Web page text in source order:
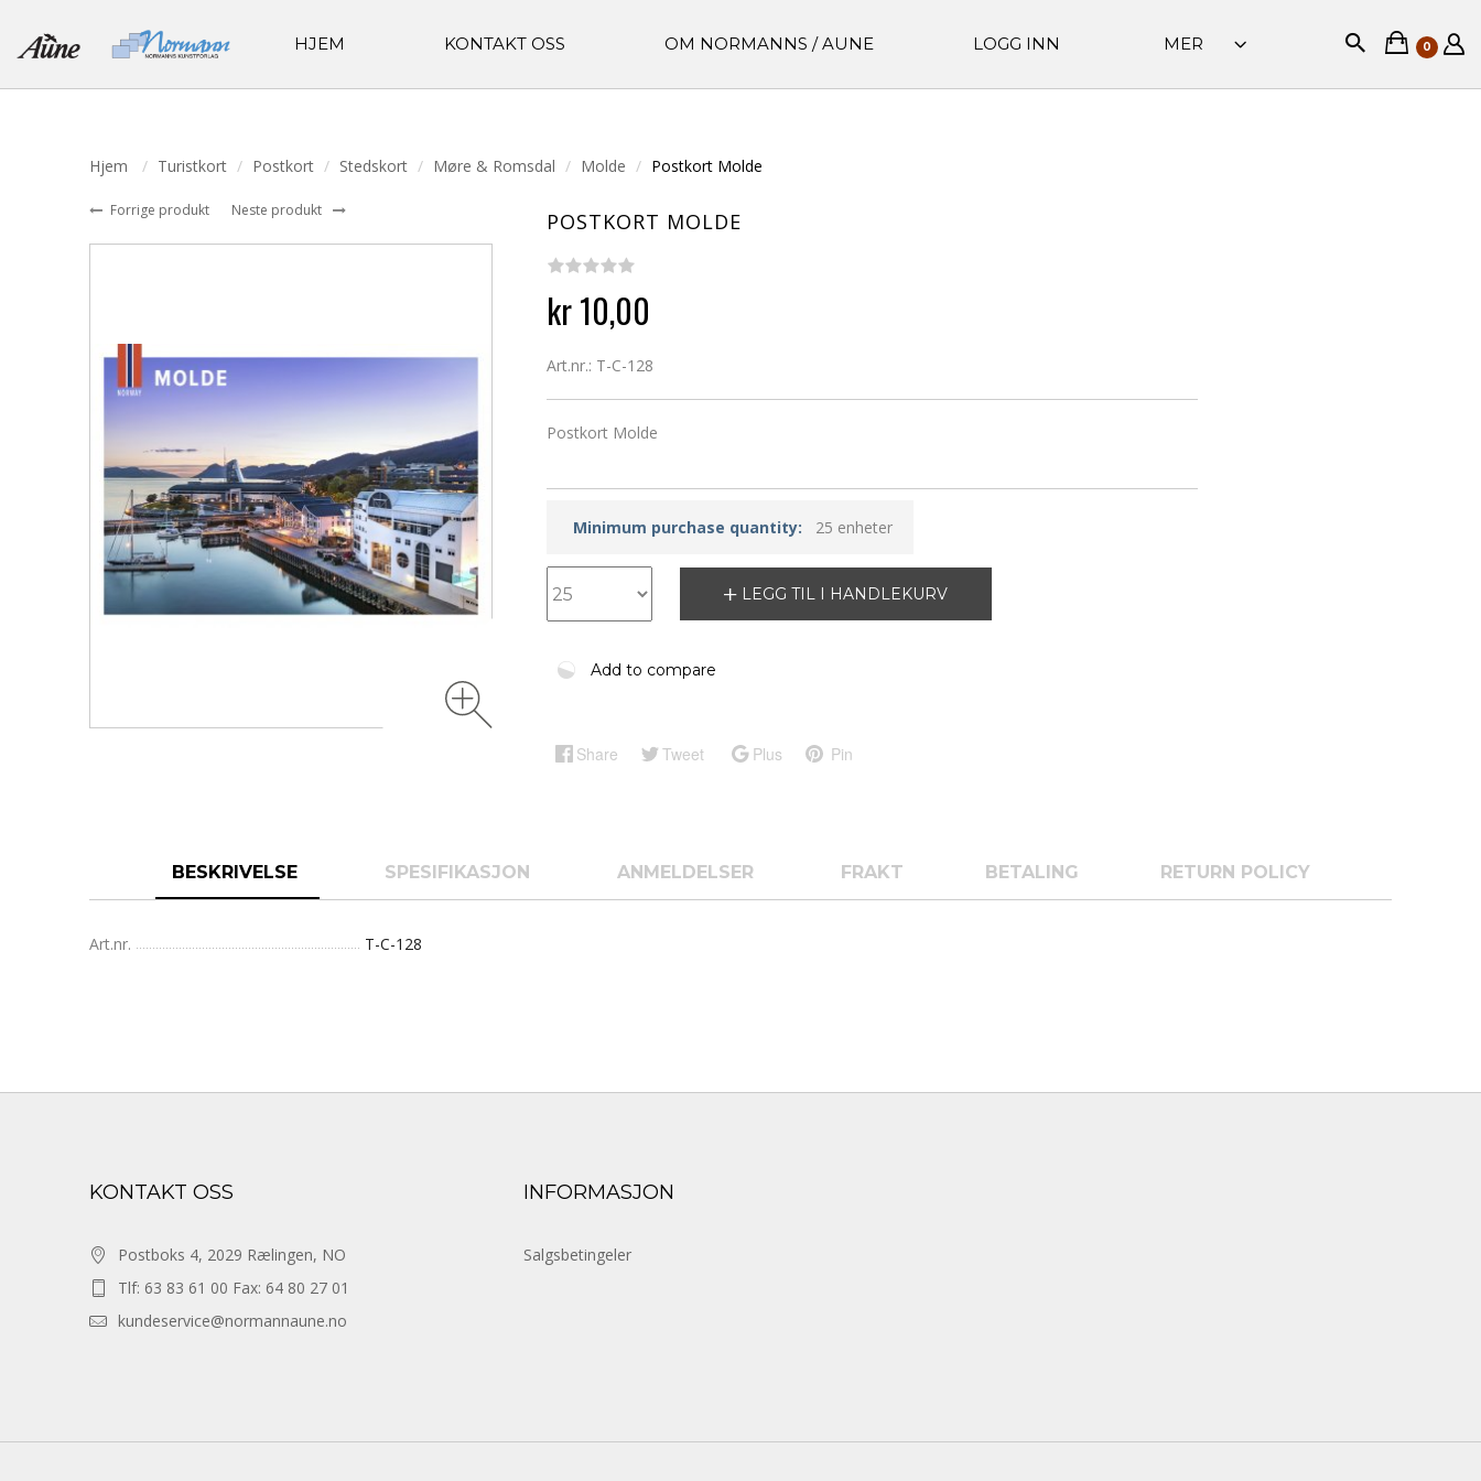
HJEM KONTAKT OSS OM NORMANNS / AUNE LOGG INN MER 0
Hjem Turistkort Postkort Stedskort Møre & Romsdal Molde Postkort Molde
Forrige produkt Neste produkt POSTKORT MOLDE
kr 10,00
Art.nr.: T-C-128
Postkort Molde
Minimum purchase quantity: 25 enheter
LEGG TIL I HANDLEKURV
Add to compare
Share Tweet Plus Pin
BESKRIVELSE SPESIFIKASJON ANMELDELSER FRAKT BETALING RETURN POLICY
Art.nr. T-C-128
KONTAKT OSS
Postboks 4, 2029 Rælingen, NO
Tlf: 63 83 61 00 Fax: 64 80 27 01
kundeservice@normannaune.no
INFORMASJON
Salgsbetingeler